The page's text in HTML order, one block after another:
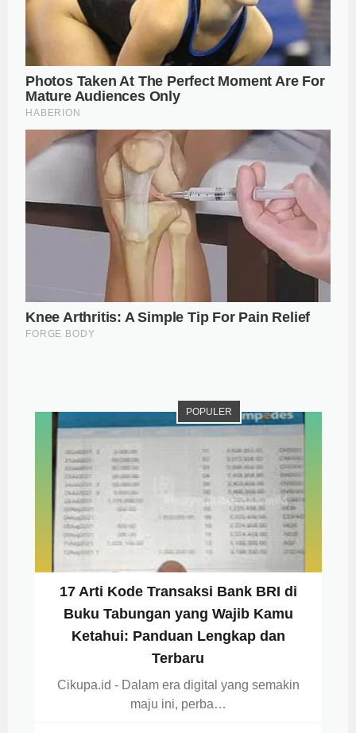
POPULER
17 Arti Kode Transaksi Bank BRI di
Buku Tabungan yang Wajib Kamu
Ketahui: Panduan Lengkap dan
Terbaru
Cikupa.id - Dalam era digital yang semakin
maju ini, perba…